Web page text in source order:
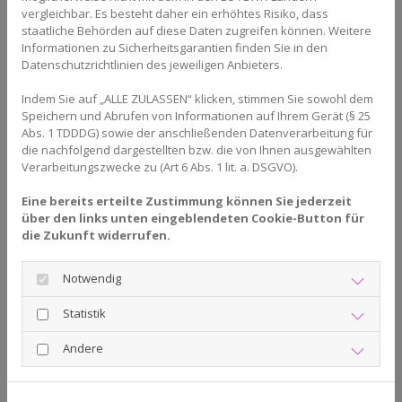
Zum Abschluss um das Thema "Verliebtsein" mit einer
kurzen Geschichte:
"Paul und Paula treffen vor dem Krieg aufeinander und
zwischen den beiden romantisch und Pläne für die
Zukunft wurden geschmiedet. Paul war junger Bäcker
und träumte von Paula, Familiengründung und der
eigenen Backstube. Der Krieg hat begonnen und Paul
war an der Front. Paula hat als Krankenschwester
gearbeitet und auf ihn gewartet. Nach dem Krieg kam
Paul traumatisiert und verletzt wieder, aber er hat sich
bei Paula nicht gemeldet. Paula hat lange um ihn
getrauert und eines Tages für einen Neubeginn
entschieden, geheiratet und ein Kind bekommen. Nach
dem Tod ihres Mannes ist Paula in eine
Pflegeeinrichtung gegangen, weil sie etwas Hilfe bei
der Bewältigung des Alltags benötigte. Paula kümmerte
vergleichbar. Es besteht daher ein erhöhtes Risiko, dass
staatliche Behörden auf diese Daten zugreifen können. Weitere
Informationen zu Sicherheitsgarantien finden Sie in den
Datenschutzrichtlinien des jeweiligen Anbieters.
Indem Sie auf „ALLE ZULASSEN“ klicken, stimmen Sie sowohl dem
Speichern und Abrufen von Informationen auf Ihrem Gerät (§ 25
Abs. 1 TDDDG) sowie der anschließenden Datenverarbeitung für
die nachfolgend dargestellten bzw. die von Ihnen ausgewählten
Verarbeitungszwecke zu (Art 6 Abs. 1 lit. a. DSGVO).
Eine bereits erteilte Zustimmung können Sie jederzeit
über den links unten eingeblendeten Cookie-Button für
die Zukunft widerrufen.
Notwendig
Statistik
Andere